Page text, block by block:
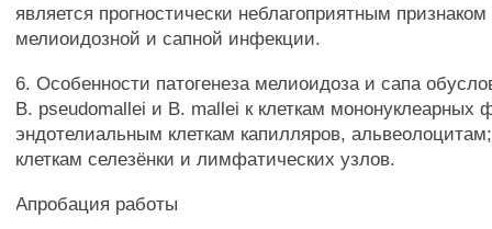
является прогностически неблагоприятным
мелиоидозной и сапной инфекции.
6. Особенности патогенеза мелиоидоза и сапа
В. pseudomallei и В. mallei к клеткам мононуклеарных
эндотелиальным клеткам капилляров,
клеткам селезёнки и лимфатических узлов.
Апробация работы